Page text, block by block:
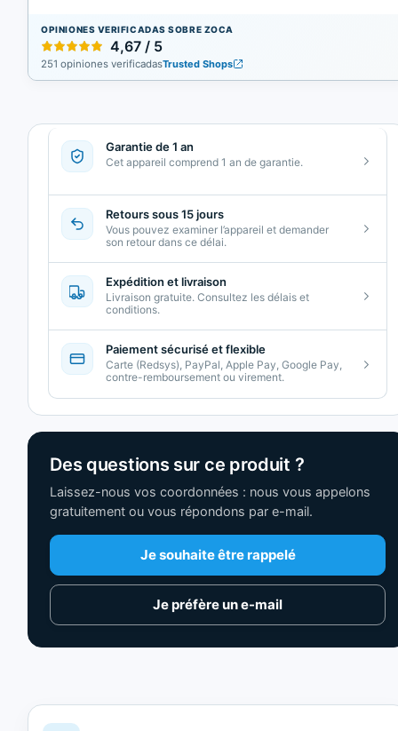
OPINIONES VERIFICADAS SOBRE ZOCA
4,67 / 5
251 opiniones verificadasTrusted Shops
Garantie de 1 an
Cet appareil comprend 1 an de garantie.
Retours sous 15 jours
Vous pouvez examiner l’appareil et demander
son retour dans ce délai.
Expédition et livraison
Livraison gratuite. Consultez les délais et
conditions.
Paiement sécurisé et flexible
Carte (Redsys), PayPal, Apple Pay, Google Pay,
contre-remboursement ou virement.
Des questions sur ce produit ?
Laissez-nous vos coordonnées : nous vous appelons
gratuitement ou vous répondons par e-mail.
Je souhaite être rappelé
Je préfère un e-mail